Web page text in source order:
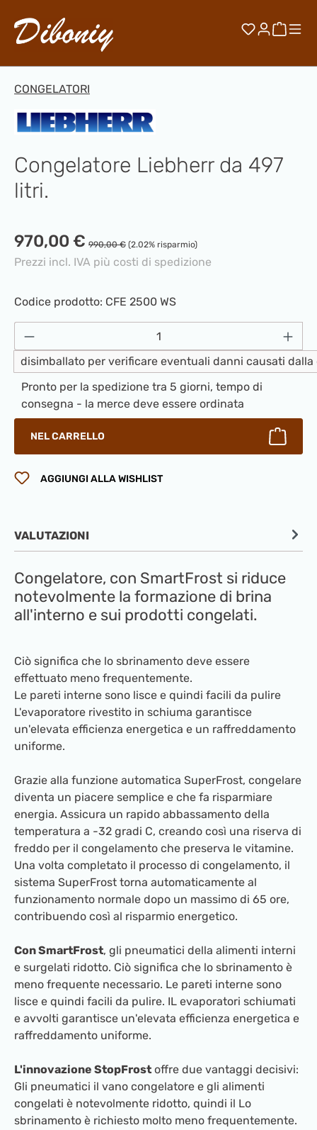
Passa al contenuto principale
Hai 0Il
CONGELATORI
Congelatore Liebherr da 497
litri.
Prezzo di vendita:
970,00 € Prezzo normale:
990,00 € (2.02% risparmio)
Prezzi incl. IVA più costi di spedizione
Codice prodotto: CFE 2500 WS
Quantità del prodotto: inserisci la
disimballato per verificare eventuali danni causati dalla
Pronto per la spedizione tra 5 giorni, tempo di
consegna - la merce deve essere ordinata
NEL CARRELLO
AGGIUNGI ALLA WISHLIST
VALUTAZIONI
Congelatore, con SmartFrost si riduce
notevolmente la formazione di brina
all'interno e sui prodotti congelati.
Ciò significa che lo sbrinamento deve essere
effettuato meno frequentemente.
Le pareti interne sono lisce e quindi facili da pulire
L'evaporatore rivestito in schiuma garantisce
un'elevata efficienza energetica e un raffreddamento
uniforme.
Grazie alla funzione automatica SuperFrost, congelare
diventa un piacere semplice e che fa risparmiare
energia. Assicura un rapido abbassamento della
temperatura a -32 gradi C, creando così una riserva di
freddo per il congelamento che preserva le vitamine.
Una volta completato il processo di congelamento, il
sistema SuperFrost torna automaticamente al
funzionamento normale dopo un massimo di 65 ore,
contribuendo così al risparmio energetico.
Con SmartFrost, gli pneumatici della alimenti interni
e surgelati ridotto. Ciò significa che lo sbrinamento è
meno frequente necessario. Le pareti interne sono
lisce e quindi facili da pulire. IL evaporatori schiumati
e avvolti garantisce un'elevata efficienza energetica e
raffreddamento uniforme.
L'innovazione StopFrost offre due vantaggi decisivi:
Gli pneumatici il vano congelatore e gli alimenti
congelati è notevolmente ridotto, quindi il Lo
sbrinamento è richiesto molto meno frequentemente.